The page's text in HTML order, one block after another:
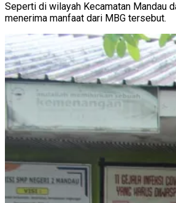
Seperti di wilayah Kecamatan Mandau
menerima manfaat dari MBG tersebut.